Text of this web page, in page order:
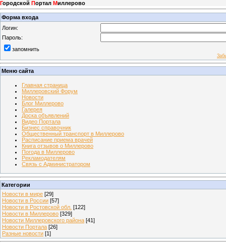
Городской Портал Миллерово
Форма входа
Логин:
Пароль:
запомнить
Меню сайта
Главная страница
Миллеровский Форум
Новости
Блог Миллерово
Галерея
Доска объявлений
Видео Портала
Бизнес справочник
Общественный транспорт в Миллерово
Расписание приема врачей
Книга отзывов о Миллерово
Погода в Миллерово
Рекламодателям
Связь с Администратором
Категории
Новости в мире [29]
Новости в России [57]
Новости в Ростовской обл. [122]
Новости в Миллерово [329]
Новости Миллеровского района [41]
Новости Портала [26]
Разные новости [1]